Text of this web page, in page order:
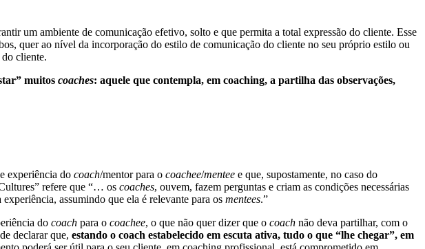
um ambiente de comunicação efetivo, solto e que permita a total expressão do cliente. Esse
quer ao nível da incorporação do estilo de comunicação do cliente no seu próprio estilo ou
cliente.
muitos coaches: aquele que contempla, em coaching, a partilha das observações,
experiência do coach/mentor para o coachee/mentee e que, supostamente, no caso do
refere que “… os coaches, ouvem, fazem perguntas e criam as condições necessárias
assumindo que ela é relevante para os mentees.”
do coach para o coachee, o que não quer dizer que o coach não deva partilhar, com o
declarar que, estando o coach estabelecido em escuta ativa, tudo o que “lhe chegar”, em